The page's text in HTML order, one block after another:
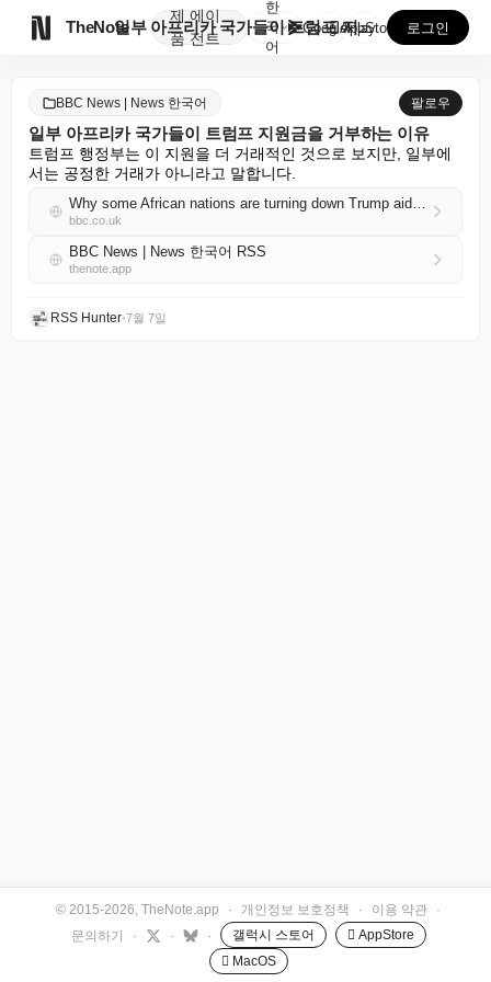
TheNote
제
품
에이
전트
일부 아프리카 국가들이 트럼프 지원금을 거부하는 이유
한
국
어
GooglePlay
AppStore 로그인
BBC News | News 한국어 팔로우
일부 아프리카 국가들이 트럼프 지원금을 거부하는 이유
트럼프 행정부는 이 지원을 더 거래적인 것으로 보지만, 일부에
서는 공정한 거래가 아니라고 말합니다.
Why some African nations are turning down Trump aid money
bbc.co.uk
BBC News | News 한국어 RSS
thenote.app
RSS Hunter•7월 7일
© 2015-2026, TheNote.app · 개인정보 보호정책 · 이용 약관
·
문의하기
· · · 갤럭시 스토어
 AppStore
 MacOS